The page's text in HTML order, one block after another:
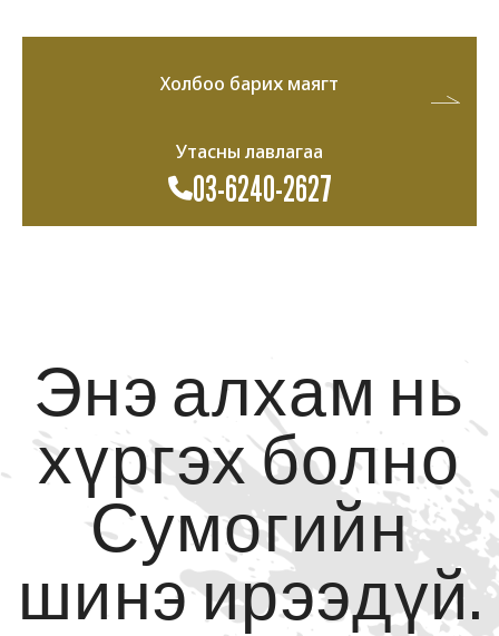
Холбоо барих маягт
Утасны лавлагаа
03-6240-2627
Энэ алхам нь
хүргэх болно
Сумогийн
шинэ ирээдүй.